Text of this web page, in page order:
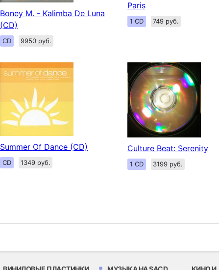
Boney M. - Kalimba De Luna
(CD)
CD 9950 руб.
Paris
1 CD 749 руб.
Summer Of Dance (CD)
CD 1349 руб.
Culture Beat: Serenity
1 CD 3199 руб.